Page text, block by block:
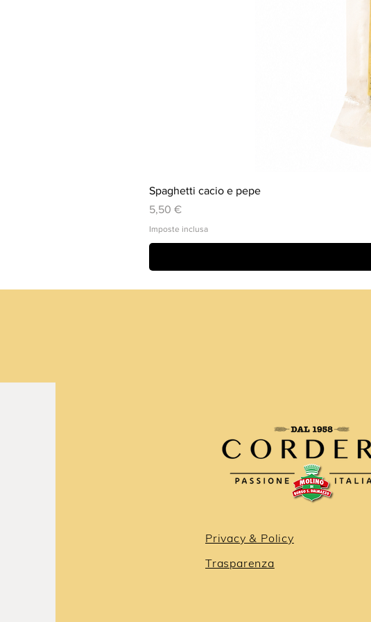
Spaghetti cacio e pepe
Prezzo
5,50 €
Imposte inclusa
Privacy & Policy
Trasparenza